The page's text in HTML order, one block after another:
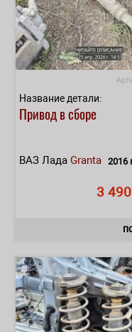
Название детали:
Привод в сборе
ВАЗ Лада Granta 2016
3